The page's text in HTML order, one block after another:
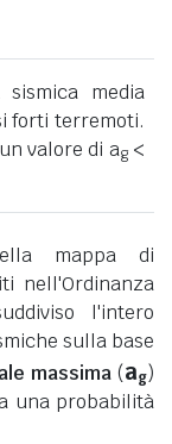
media
forti terremoti.
valore di ag<
mappa di
nell'Ordinanza
l'intero
sulla base
massima (ag)
una probabilità